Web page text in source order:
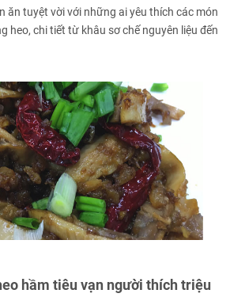
ăn tuyệt vời với những ai yêu thích các món
heo, chi tiết từ khâu sơ chế nguyên liệu đến
hầm tiêu vạn người thích triệu